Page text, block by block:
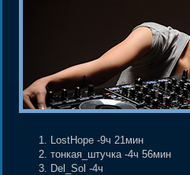
LostHope -9ч 21мин
тонкая_штучка -4ч 56мин
Del_Sol -4ч